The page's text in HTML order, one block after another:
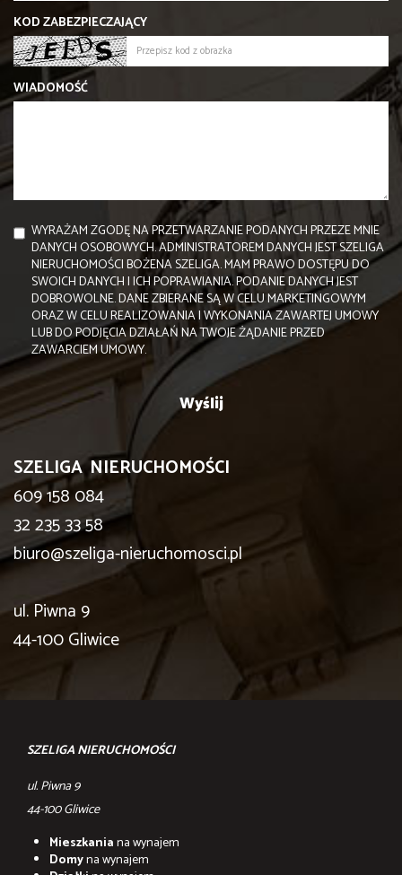
KOD ZABEZPIECZAJĄCY
WIADOMOŚĆ
WYRAŻAM ZGODĘ NA PRZETWARZANIE PODANYCH PRZEZE MNIE
DANYCH OSOBOWYCH. ADMINISTRATOREM DANYCH JEST SZELIGA
NIERUCHOMOŚCI BOŻENA SZELIGA. MAM PRAWO DOSTĘPU DO
SWOICH DANYCH I ICH POPRAWIANIA. PODANIE DANYCH JEST
DOBROWOLNE. DANE ZBIERANE SĄ W CELU MARKETINGOWYM
ORAZ W CELU REALIZOWANIA I WYKONANIA ZAWARTEJ UMOWY
LUB DO PODJĘCIA DZIAŁAŃ NA TWOJE ŻĄDANIE PRZED
ZAWARCIEM UMOWY.
SZELIGA NIERUCHOMOŚCI
609 158 084
32 235 33 58
biuro@szeliga-nieruchomosci.pl
ul. Piwna 9
44-100 Gliwice
SZELIGA NIERUCHOMOŚCI
ul. Piwna 9
44-100 Gliwice
Mieszkaniana wynajem
Domyna wynajem